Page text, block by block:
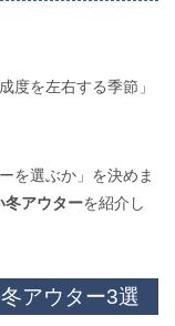
度を左右する季節」
を選ぶか」を決めま
冬アウターを紹介し
アウター3選